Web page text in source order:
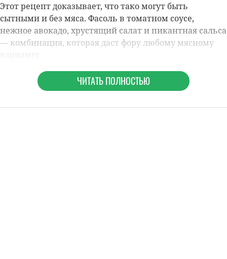
Этот рецепт доказывает, что тако могут быть
сытными и без мяса. Фасоль в томатном соусе,
нежное авокадо, хрустящий салат и пикантная сальса
— комбинация, которая даст фору любому мясному
ЧИТАТЬ ПОЛНОСТЬЮ